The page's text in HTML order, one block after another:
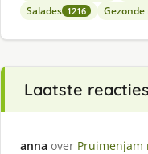
Salades 1216
Laatste reacties
anna over Pruimenjam